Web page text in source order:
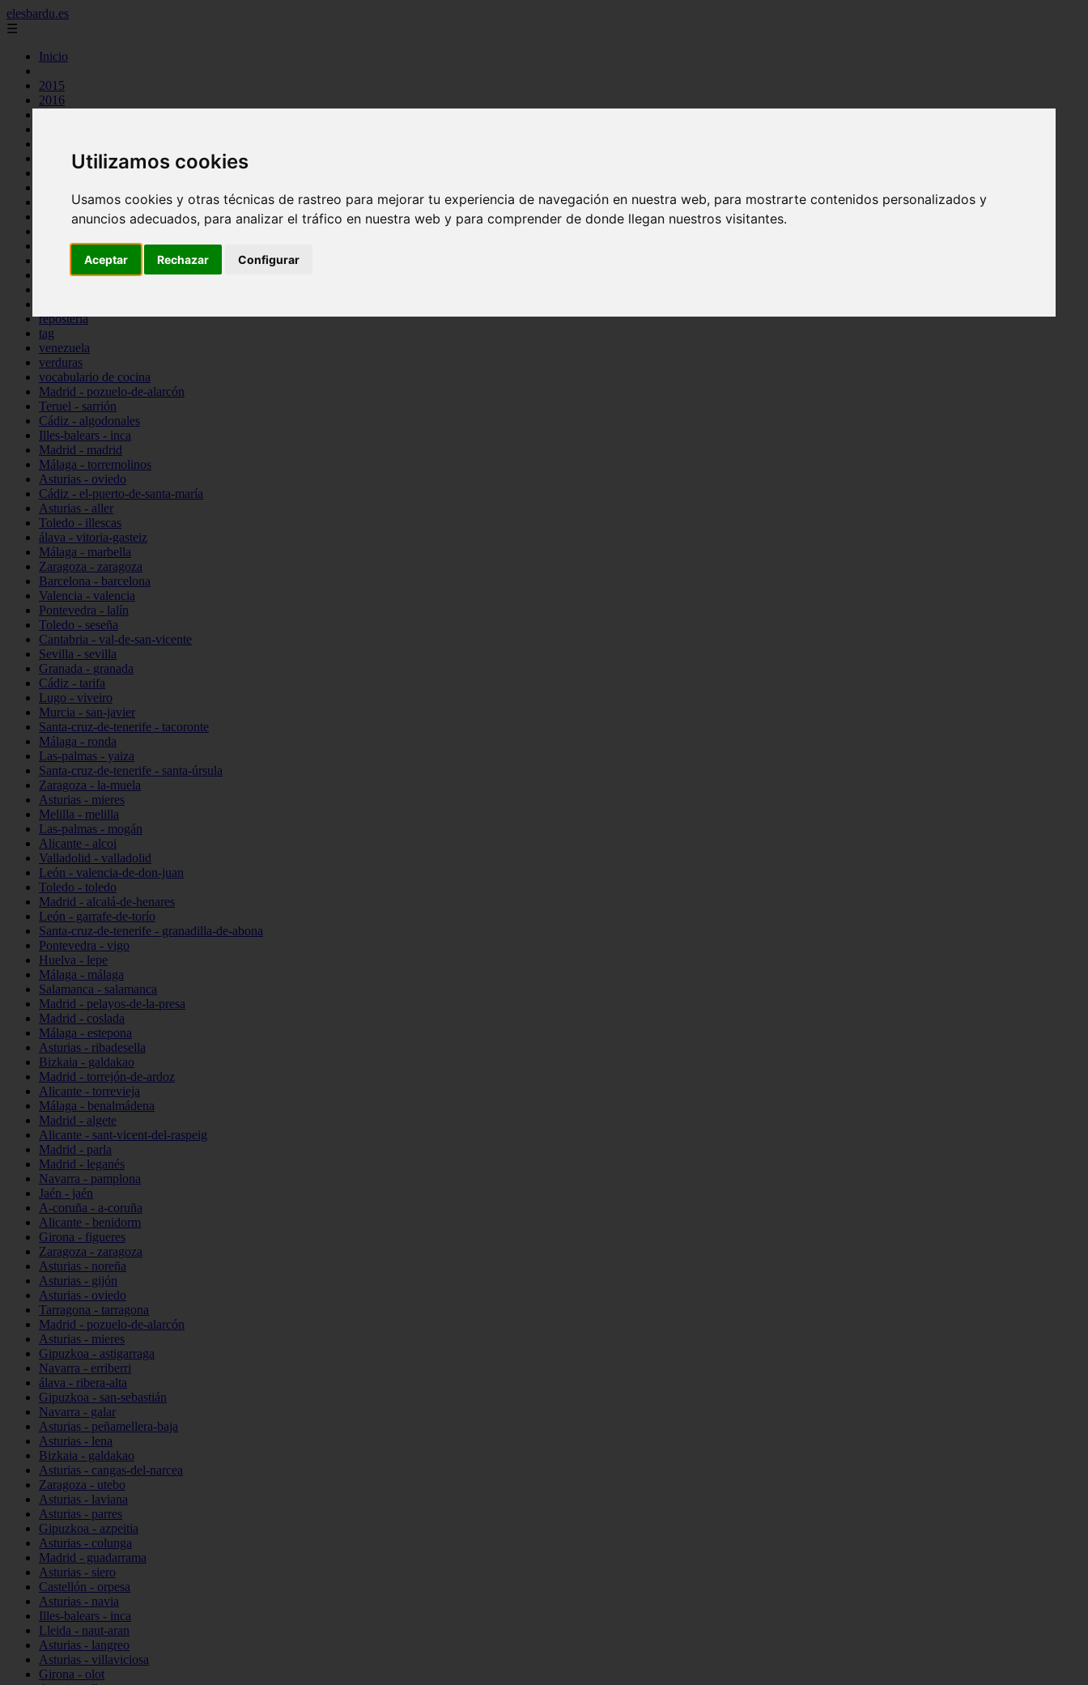
Utilizamos cookies
Usamos cookies y otras técnicas de rastreo para mejorar tu experiencia de navegación en nuestra web, para mostrarte contenidos personalizados y
anuncios adecuados, para analizar el tráfico en nuestra web y para comprender de donde llegan nuestros visitantes.
Aceptar Rechazar Configurar
elesbardu.es
☰
Inicio
2015
2016
cocina casera
espana
huevos
pescado
reposteria
tag
venezuela
verduras
vocabulario de cocina
Madrid - pozuelo-de-alarcón
Teruel - sarrión
Cádiz - algodonales
Illes-balears - inca
Madrid - madrid
Málaga - torremolinos
Asturias - oviedo
Cádiz - el-puerto-de-santa-maría
Asturias - aller
Toledo - illescas
álava - vitoria-gasteiz
Málaga - marbella
Zaragoza - zaragoza
Barcelona - barcelona
Valencia - valencia
Pontevedra - lalín
Toledo - seseña
Cantabria - val-de-san-vicente
Sevilla - sevilla
Granada - granada
Cádiz - tarifa
Lugo - viveiro
Murcia - san-javier
Santa-cruz-de-tenerife - tacoronte
Málaga - ronda
Las-palmas - yaiza
Santa-cruz-de-tenerife - santa-úrsula
Zaragoza - la-muela
Asturias - mieres
Melilla - melilla
Las-palmas - mogán
Alicante - alcoi
Valladolid - valladolid
León - valencia-de-don-juan
Toledo - toledo
Madrid - alcalá-de-henares
León - garrafe-de-torío
Santa-cruz-de-tenerife - granadilla-de-abona
Pontevedra - vigo
Huelva - lepe
Málaga - málaga
Salamanca - salamanca
Madrid - pelayos-de-la-presa
Madrid - coslada
Málaga - estepona
Asturias - ribadesella
Bizkaia - galdakao
Madrid - torrejón-de-ardoz
Alicante - torrevieja
Málaga - benalmádena
Madrid - algete
Alicante - sant-vicent-del-raspeig
Madrid - parla
Madrid - leganés
Navarra - pamplona
Jaén - jaén
A-coruña - a-coruña
Alicante - benidorm
Girona - figueres
Zaragoza - zaragoza
Asturias - noreña
Asturias - gijón
Asturias - oviedo
Tarragona - tarragona
Madrid - pozuelo-de-alarcón
Asturias - mieres
Gipuzkoa - astigarraga
Navarra - erriberri
álava - ribera-alta
Gipuzkoa - san-sebastián
Navarra - galar
Asturias - peñamellera-baja
Asturias - lena
Bizkaia - galdakao
Asturias - cangas-del-narcea
Zaragoza - utebo
Asturias - laviana
Asturias - parres
Gipuzkoa - azpeitia
Asturias - colunga
Madrid - guadarrama
Asturias - siero
Castellón - orpesa
Asturias - navia
Illes-balears - inca
Lleida - naut-aran
Asturias - langreo
Asturias - villaviciosa
Girona - olot